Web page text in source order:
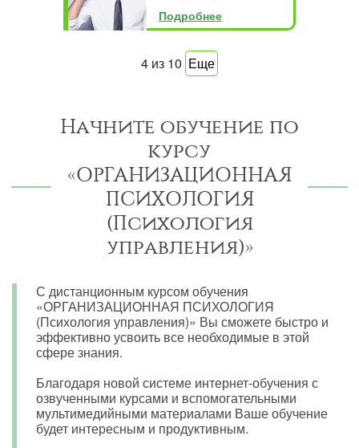
Подробнее
4 из 10 Еще
Начните обучение по
курсу
«ОРГАНИЗАЦИОННАЯ
ПСИХОЛОГИЯ
(Психология
управления)»
С дистанционным курсом обучения
«ОРГАНИЗАЦИОННАЯ ПСИХОЛОГИЯ
(Психология управления)» Вы сможете быстро и
эффективно усвоить все необходимые в этой
сфере знания.
Благодаря новой системе интернет-обучения с
озвученными курсами и вспомогательными
мультимедийными материалами Ваше обучение
будет интересным и продуктивным.